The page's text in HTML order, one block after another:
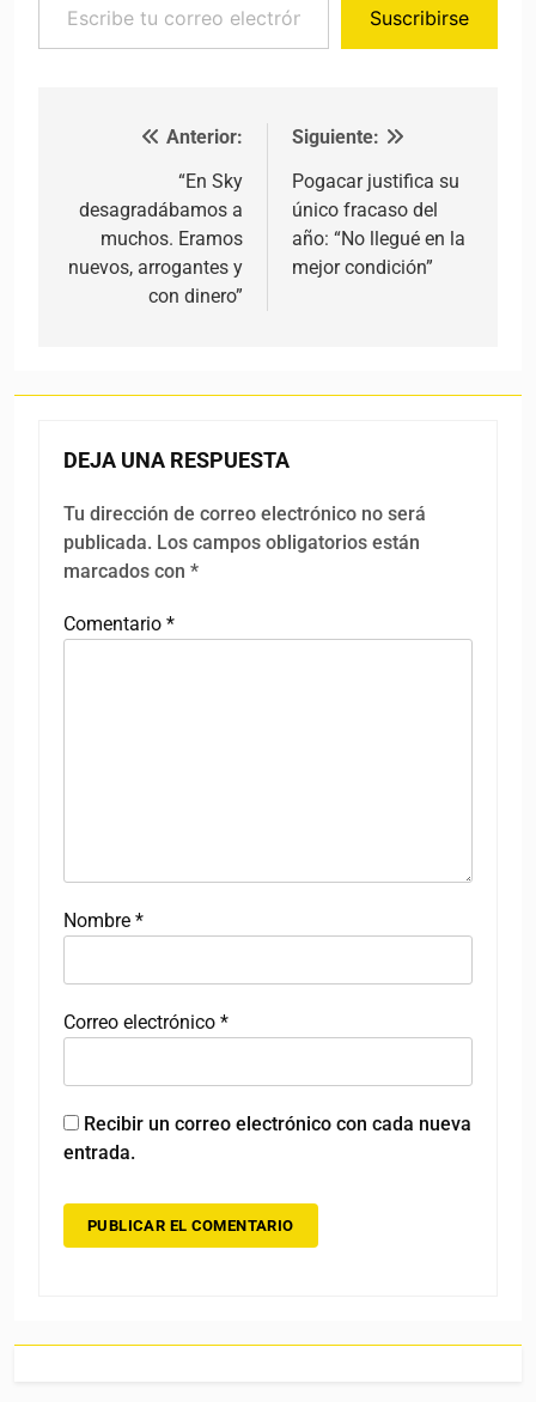
Suscribirse
Navegación de entradas
Anterior:
“En Sky
desagradábamos a
muchos. Eramos
nuevos, arrogantes y
con dinero”
Siguiente:
Pogacar justifica su
único fracaso del
año: “No llegué en la
mejor condición”
DEJA UNA RESPUESTA
Tu dirección de correo electrónico no será
publicada. Los campos obligatorios están
marcados con *
Comentario *
Nombre *
Correo electrónico *
Recibir un correo electrónico con cada nueva
entrada.